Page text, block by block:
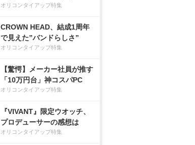
オリコンタイアップ特集
CROWN HEAD、結成1周年
で見えた”バンドらしさ”
オリコンタイアップ特集
【驚愕】メーカー社員が推す
「10万円台」神コスパPC
オリコンタイアップ特集
『VIVANT』限定ウオッチ、
プロデューサーの感想は
オリコンタイアップ特集